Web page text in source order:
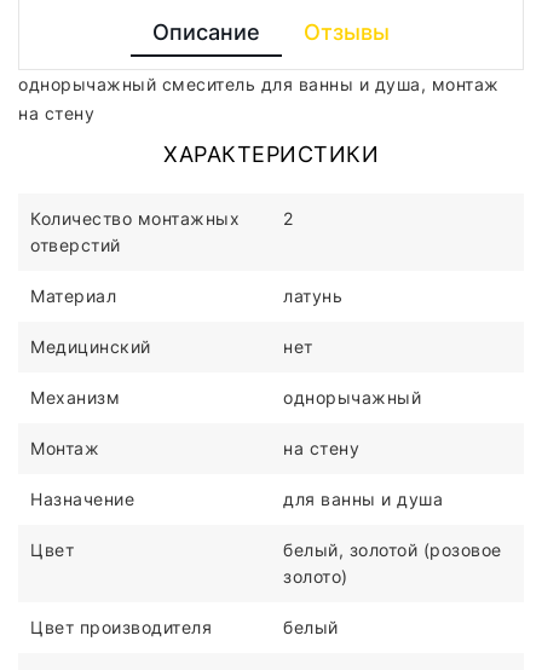
Описание Отзывы
однорычажный смеситель для ванны и душа, монтаж
на стену
ХАРАКТЕРИСТИКИ
Количество монтажных
отверстий
2
Материал латунь
Медицинский нет
Механизм однорычажный
Монтаж на стену
Назначение для ванны и душа
Цвет
белый, золотой (розовое
золото)
Цвет производителя белый